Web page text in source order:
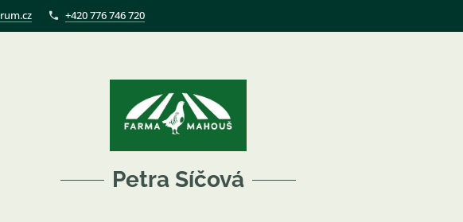
+420 776 746 720
Petra Síčová